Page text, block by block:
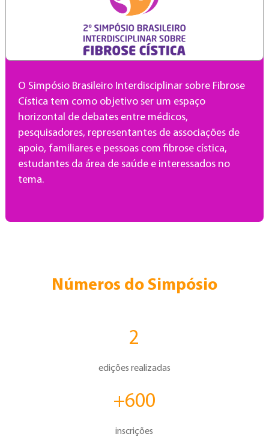
O Simpósio Brasileiro Interdisciplinar sobre Fibrose
Cística tem como objetivo ser um espaço
horizontal de debates entre médicos,
pesquisadores, representantes de associações de
apoio, familiares e pessoas com fibrose cística,
estudantes da área de saúde e interessados no
tema.
Números do Simpósio
2
edições realizadas
+600
inscrições